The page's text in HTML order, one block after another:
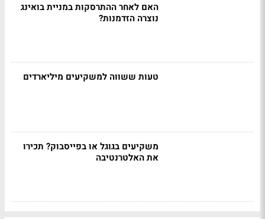
האם לאחר ההתרסקות במניית בואינג
נוצרה הזדמנות?
טעות ששווה למשקיעים מיליארדים
משקיעים בגוגל או בפייסבוק? תכירו
את האלטרנטיבה